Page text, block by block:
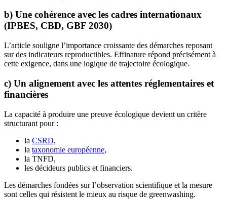
b) Une cohérence avec les cadres internationaux
(IPBES, CBD, GBF 2030)
L’article souligne l’importance croissante des démarches reposant
sur des indicateurs reproductibles. Effinature répond précisément à
cette exigence, dans une logique de trajectoire écologique.
c) Un alignement avec les attentes réglementaires et
financières
La capacité à produire une preuve écologique devient un critère
structurant pour :
la CSRD,
la taxonomie européenne,
la TNFD,
les décideurs publics et financiers.
Les démarches fondées sur l’observation scientifique et la mesure
sont celles qui résistent le mieux au risque de greenwashing.